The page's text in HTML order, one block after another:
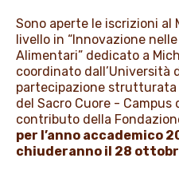
Sono aperte le iscrizioni al
livello in “Innovazione
Alimentari” dedicato a
coordinato dall’Università
partecipazione strutturata
del Sacro Cuore - Campus
contributo della
per l’anno accademico
chiuderanno il 28